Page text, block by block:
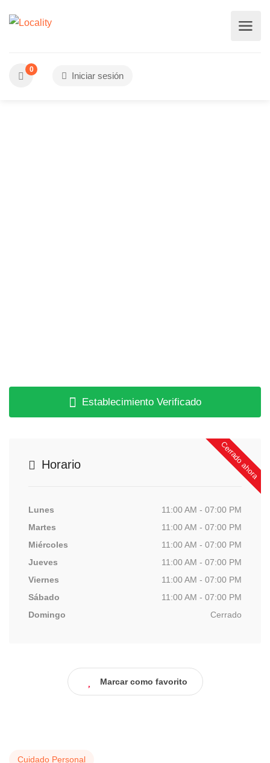
0
Iniciar sesión
Establecimiento Verificado
Cerrado ahora
Horario
Lunes
11:00 AM - 07:00 PM
Martes
11:00 AM - 07:00 PM
Miércoles
11:00 AM - 07:00 PM
Jueves
11:00 AM - 07:00 PM
Viernes
11:00 AM - 07:00 PM
Sábado
11:00 AM - 07:00 PM
Domingo
Cerrado
Marcar como favorito
Cuidado Personal